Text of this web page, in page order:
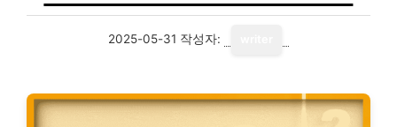
2025-05-31 작성자: